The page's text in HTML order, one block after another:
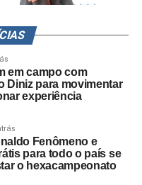
em campo com
Diniz para movimentar
experiência
Fenômeno e
para todo o país se
o hexacampeonato